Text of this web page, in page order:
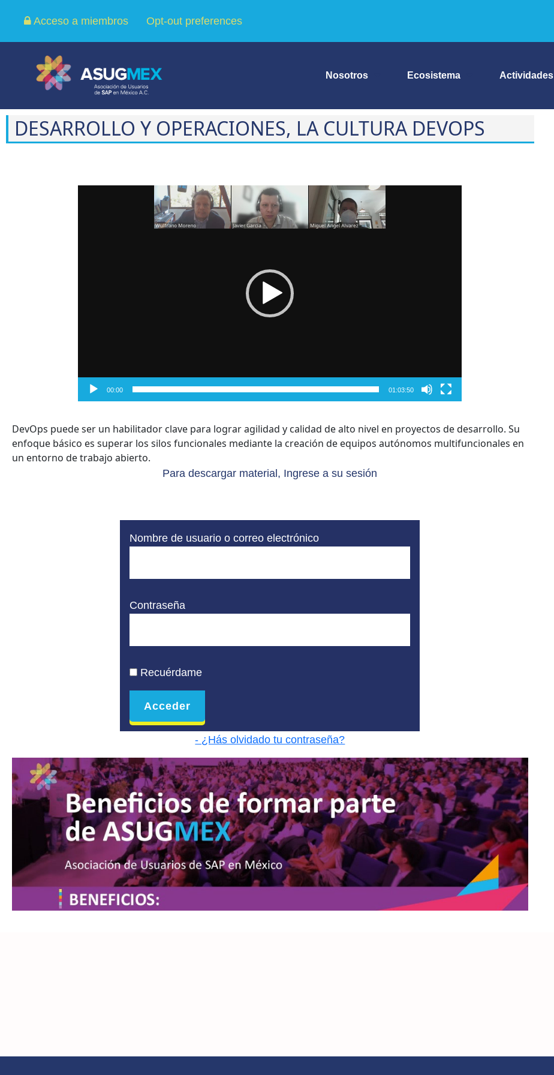
Acceso a miembros Opt-out preferences
Nosotros Ecosistema Actividades
DESARROLLO Y OPERACIONES, LA CULTURA DEVOPS
00:00 01:03:50
DevOps puede ser un habilitador clave para lograr agilidad y calidad de alto nivel en proyectos de desarrollo. Su
enfoque básico es superar los silos funcionales mediante la creación de equipos autónomos multifuncionales en
un entorno de trabajo abierto.
Para descargar material, Ingrese a su sesión
Nombre de usuario o correo electrónico
Contraseña
Recuérdame
- ¿Hás olvidado tu contraseña?